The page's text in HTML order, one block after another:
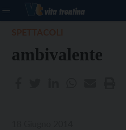
ambivalente